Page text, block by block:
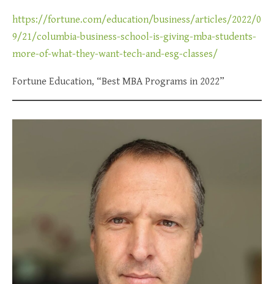
https://fortune.com/education/business/articles/2022/0
9/21/columbia-business-school-is-giving-mba-students-
more-of-what-they-want-tech-and-esg-classes/
Fortune Education, “Best MBA Programs in 2022”